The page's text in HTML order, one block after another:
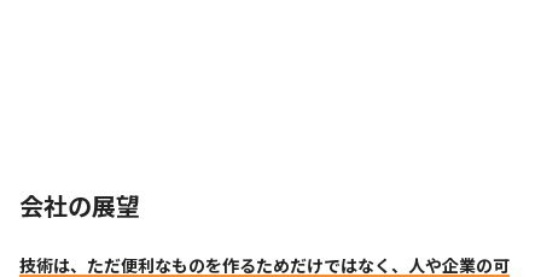
会社の展望
技術は、ただ便利なものを作るためだけではなく、人や企業の可